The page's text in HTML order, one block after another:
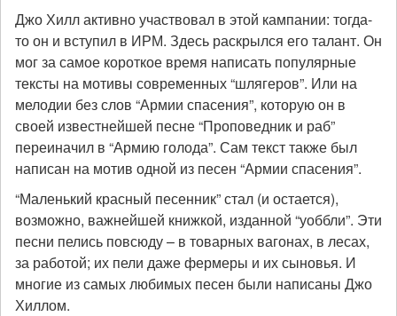
Джо Хилл активно участвовал в этой кампании: тогда-
то он и вступил в ИРМ. Здесь раскрылся его талант. Он
мог за самое короткое время написать популярные
тексты на мотивы современных “шлягеров”. Или на
мелодии без слов “Армии спасения”, которую он в
своей известнейшей песне “Проповедник и раб”
переиначил в “Армию голода”. Сам текст также был
написан на мотив одной из песен “Армии спасения”.
“Маленький красный песенник” стал (и остается),
возможно, важнейшей книжкой, изданной “уоббли”. Эти
песни пелись повсюду – в товарных вагонах, в лесах,
за работой; их пели даже фермеры и их сыновья. И
многие из самых любимых песен были написаны Джо
Хиллом.